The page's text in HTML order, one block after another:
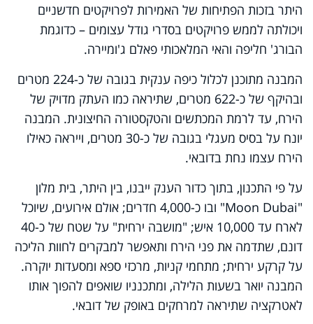
היתר בזכות הפתיחות של האמירות לפרויקטים חדשניים
ויכולתה לממש פרויקטים בסדרי גודל עצומים – כדוגמת
הבורג' חליפה והאי המלאכותי פאלם ג'ומיירה.
המבנה מתוכנן לכלול כיפה ענקית בגובה של כ-224 מטרים
ובהיקף של כ-622 מטרים, שתיראה כמו העתק מדויק של
הירח, עד לרמת המכתשים והטקסטורה החיצונית. המבנה
יונח על בסיס מעגלי בגובה של כ-30 מטרים, וייראה כאילו
הירח עצמו נחת בדובאי.
על פי התכנון, בתוך כדור הענק ייבנו, בין היתר, בית מלון
"
Moon Dubai
" ובו כ-4,000 חדרים; אולם אירועים, שיוכל
לארח עד 10,000 איש;
"
מושבה ירחית" על שטח של כ-40
דונם, שתדמה את פני הירח ותאפשר למבקרים לחוות הליכה
על קרקע ירחית; מתחמי קניות, מרכזי ספא ומסעדות יוקרה.
המבנה יואר בשעות הלילה, ומתכנניו שואפים להפוך אותו
לאטרקציה שתיראה למרחקים באופק של דובאי.